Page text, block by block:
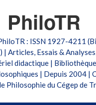
PhiloTR
: ISSN 1927-4211
| Articles, Essais &
didactique |
| Depuis 2004 |
Philosophie du Cégep de